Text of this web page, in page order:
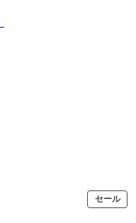
セール販
売